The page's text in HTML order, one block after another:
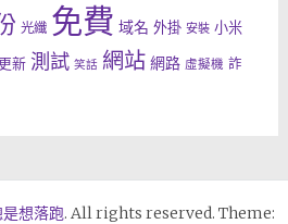
光纖 免費 域名 外掛 安裝 小米
新 測試 笑話 網站 網路 虛擬機 詐
想落跑. All rights reserved. Theme: